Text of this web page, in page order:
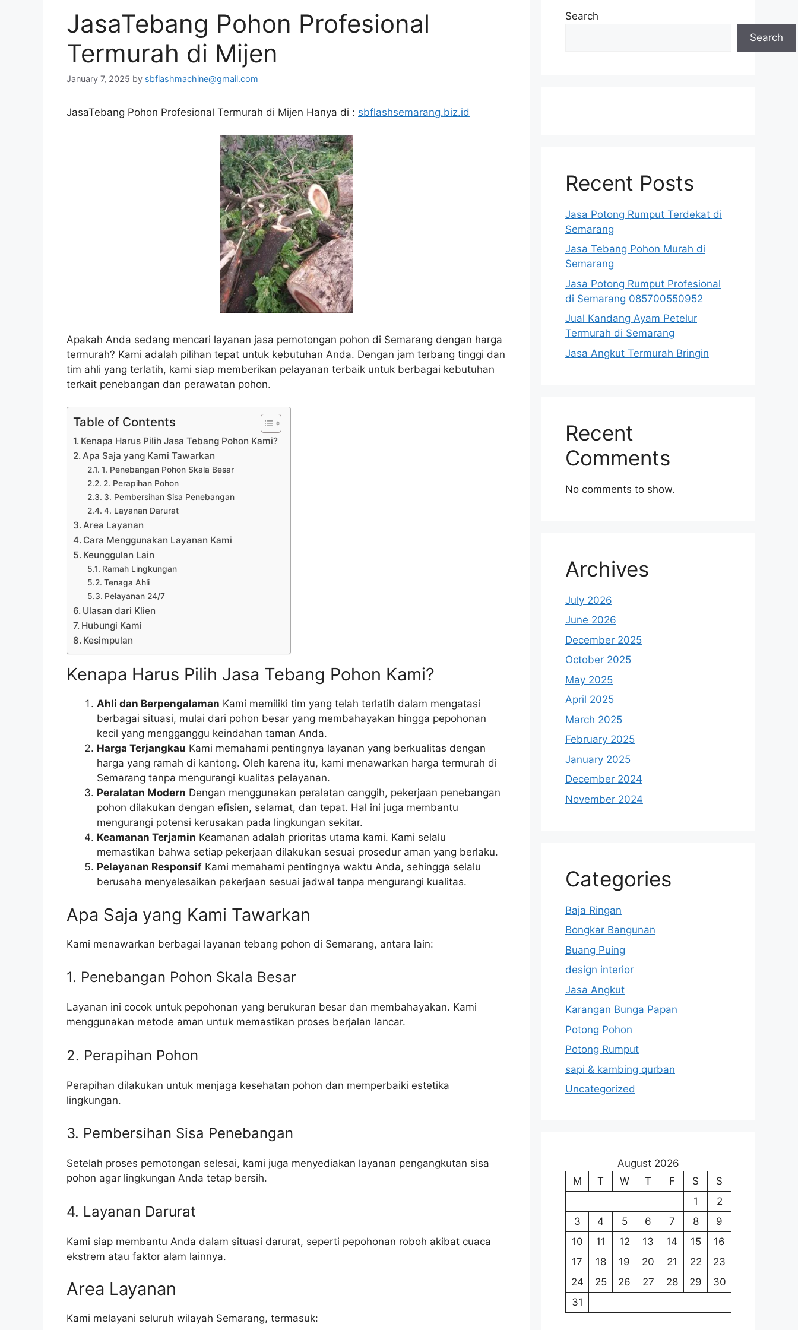
JasaTebang Pohon Profesional
Termurah di Mijen
January 7, 2025 by sbflashmachine@gmail.com
JasaTebang Pohon Profesional Termurah di Mijen Hanya di : sbflashsemarang.biz.id
Apakah Anda sedang mencari layanan jasa pemotongan pohon di Semarang dengan harga
termurah? Kami adalah pilihan tepat untuk kebutuhan Anda. Dengan jam terbang tinggi dan
tim ahli yang terlatih, kami siap memberikan pelayanan terbaik untuk berbagai kebutuhan
terkait penebangan dan perawatan pohon.
Table of Contents
Kenapa Harus Pilih Jasa Tebang Pohon Kami?
Apa Saja yang Kami Tawarkan
1. Penebangan Pohon Skala Besar
2. Perapihan Pohon
3. Pembersihan Sisa Penebangan
4. Layanan Darurat
Area Layanan
Cara Menggunakan Layanan Kami
Keunggulan Lain
Ramah Lingkungan
Tenaga Ahli
Pelayanan 24/7
Ulasan dari Klien
Hubungi Kami
Kesimpulan
Kenapa Harus Pilih Jasa Tebang Pohon Kami?
Ahli dan Berpengalaman Kami memiliki tim yang telah terlatih dalam mengatasi
berbagai situasi, mulai dari pohon besar yang membahayakan hingga pepohonan
kecil yang mengganggu keindahan taman Anda.
Harga Terjangkau Kami memahami pentingnya layanan yang berkualitas dengan
harga yang ramah di kantong. Oleh karena itu, kami menawarkan harga termurah di
Semarang tanpa mengurangi kualitas pelayanan.
Peralatan Modern Dengan menggunakan peralatan canggih, pekerjaan penebangan
pohon dilakukan dengan efisien, selamat, dan tepat. Hal ini juga membantu
mengurangi potensi kerusakan pada lingkungan sekitar.
Keamanan Terjamin Keamanan adalah prioritas utama kami. Kami selalu
memastikan bahwa setiap pekerjaan dilakukan sesuai prosedur aman yang berlaku.
Pelayanan Responsif Kami memahami pentingnya waktu Anda, sehingga selalu
berusaha menyelesaikan pekerjaan sesuai jadwal tanpa mengurangi kualitas.
Apa Saja yang Kami Tawarkan
Kami menawarkan berbagai layanan tebang pohon di Semarang, antara lain:
1. Penebangan Pohon Skala Besar
Layanan ini cocok untuk pepohonan yang berukuran besar dan membahayakan. Kami
menggunakan metode aman untuk memastikan proses berjalan lancar.
2. Perapihan Pohon
Perapihan dilakukan untuk menjaga kesehatan pohon dan memperbaiki estetika
lingkungan.
3. Pembersihan Sisa Penebangan
Setelah proses pemotongan selesai, kami juga menyediakan layanan pengangkutan sisa
pohon agar lingkungan Anda tetap bersih.
4. Layanan Darurat
Kami siap membantu Anda dalam situasi darurat, seperti pepohonan roboh akibat cuaca
ekstrem atau faktor alam lainnya.
Area Layanan
Kami melayani seluruh wilayah Semarang, termasuk:
Search
Search
Recent Posts
Jasa Potong Rumput Terdekat di
Semarang
Jasa Tebang Pohon Murah di
Semarang
Jasa Potong Rumput Profesional
di Semarang 085700550952
Jual Kandang Ayam Petelur
Termurah di Semarang
Jasa Angkut Termurah Bringin
Recent
Comments
No comments to show.
Archives
July 2026
June 2026
December 2025
October 2025
May 2025
April 2025
March 2025
February 2025
January 2025
December 2024
November 2024
Categories
Baja Ringan
Bongkar Bangunan
Buang Puing
design interior
Jasa Angkut
Karangan Bunga Papan
Potong Pohon
Potong Rumput
sapi & kambing qurban
Uncategorized
August 2026
M
T W T F S
S
1
2
3
4 5 6 7 8
9
10
11 12 13 14 15
16
17
18 19 20 21 22
23
24
25 26 27 28 29
30
31